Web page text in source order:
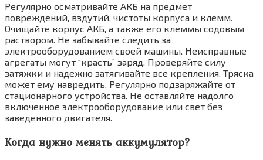
Регулярно осматривайте АКБ на предмет
повреждений, вздутий, чистоты корпуса и клемм.
Очищайте корпус АКБ, а также его клеммы содовым
раствором. Не забывайте следить за
электрооборудованием своей машины. Неисправные
агрегаты могут “красть” заряд. Проверяйте силу
затяжки и надежно затягивайте все крепления. Тряска
может ему навредить. Регулярно подзаряжайте от
стационарного устройства. Не оставляйте надолго
включенное электрооборудование или свет без
заведенного двигателя.
Когда нужно менять аккумулятор?